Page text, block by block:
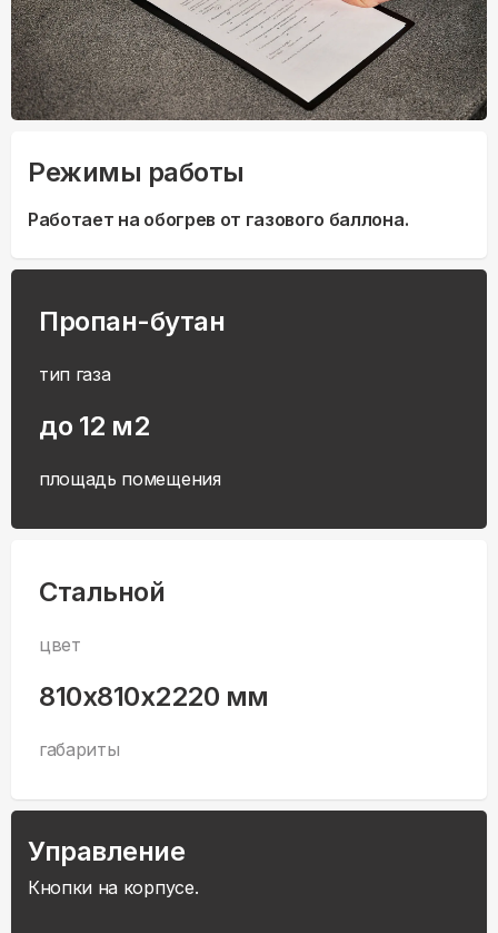
Режимы работы
Работает на обогрев от газового баллона.
Пропан-бутан
тип газа
до 12 м2
площадь помещения
Стальной
цвет
810x810x2220 мм
габариты
Управление
Кнопки на корпусе.